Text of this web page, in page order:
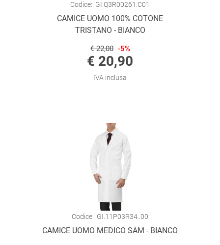
Codice: GI.Q3R00261.C01
CAMICE UOMO 100% COTONE
TRISTANO - BIANCO
€ 22,00 -5%
€ 20,90
IVA inclusa
Codice: GI.11P03R34..00
CAMICE UOMO MEDICO SAM - BIANCO